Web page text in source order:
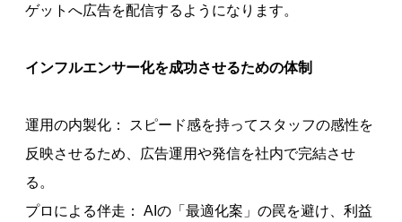
ゲットへ広告を配信するようになります。
インフルエンサー化を成功させるための体制
運用の内製化： スピード感を持ってスタッフの感性を
反映させるため、広告運用や発信を社内で完結させ
る。
プロによる伴走： AIの「最適化案」の罠を避け、利益